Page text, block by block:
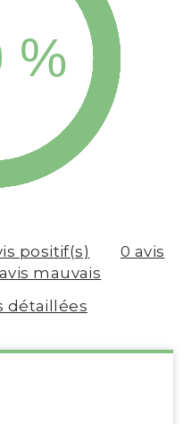
positif(s)
0 avis
mauvais
détaillées